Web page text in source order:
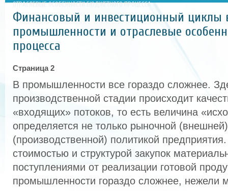
ОТРАСЛЕВЫЕ ОСОБЕННОСТИ БЮДЖЕТНОГО ПРОЦЕССА
Финансовый и инвестиционный циклы
промышленности и отраслевые
процесса
Страница 2
В промышленности все гораздо сложнее.
производственной стадии происходит
«входящих» потоков, то есть величина
определяется не только рыночной
(производственной) политикой
стоимостью и структурой закупок
поступлениями от реализации готовой
промышленности гораздо сложнее, нежели